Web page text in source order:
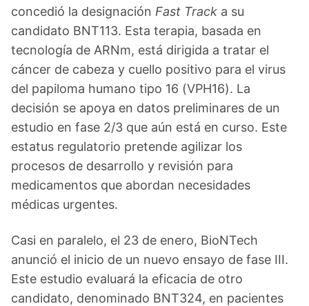
concedió la designación Fast Track a su
candidato BNT113. Esta terapia, basada en
tecnología de ARNm, está dirigida a tratar el
cáncer de cabeza y cuello positivo para el virus
del papiloma humano tipo 16 (VPH16). La
decisión se apoya en datos preliminares de un
estudio en fase 2/3 que aún está en curso. Este
estatus regulatorio pretende agilizar los
procesos de desarrollo y revisión para
medicamentos que abordan necesidades
médicas urgentes.
Casi en paralelo, el 23 de enero, BioNTech
anunció el inicio de un nuevo ensayo de fase III.
Este estudio evaluará la eficacia de otro
candidato, denominado BNT324, en pacientes